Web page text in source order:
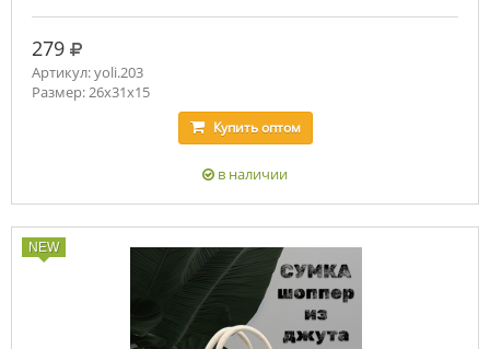
279 руб.
Артикул: yoli.203
Размер: 26x31x15
Купитьоптом
в наличии
NEW